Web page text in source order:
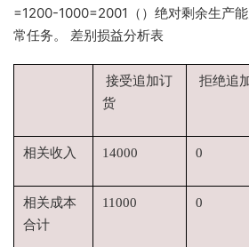
=1200-1000=2001（）绝对剩余生产
常任务。 差别损益分析表
接受追加订
货
拒绝追
相关收入 14000 0
相关成本
合计
11000 0